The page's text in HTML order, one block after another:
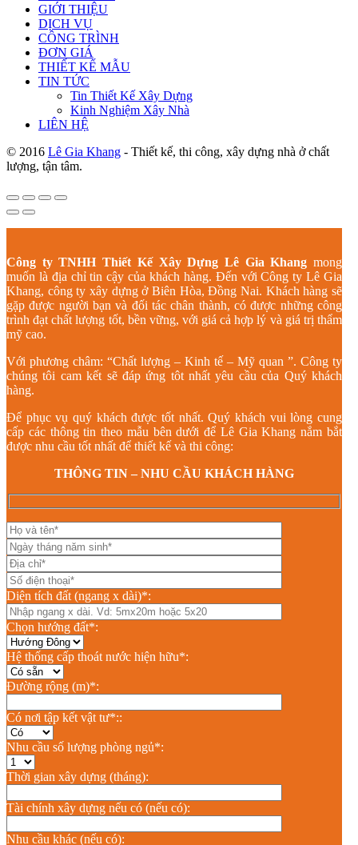
GIỚI THIỆU
DỊCH VỤ
CÔNG TRÌNH
ĐƠN GIÁ
THIẾT KẾ MẪU
TIN TỨC
Tin Thiết Kế Xây Dựng
Kinh Nghiệm Xây Nhà
LIÊN HỆ
© 2016 Lê Gia Khang - Thiết kế, thi công, xây dựng nhà ở chất
lượng, tận tâm.
Công ty TNHH Thiết Kế Xây Dựng Lê Gia Khang mong
muốn là địa chỉ tin cậy của khách hàng. Đến với Công ty Lê Gia
Khang, công ty xây dựng ở Biên Hòa, Đồng Nai. Khách hàng sẽ
gặp được người bạn và đối tác chân thành, có được những công
trình đạt chất lượng tốt, bền vững, với giá cả hợp lý và giá trị thẩm
mỹ cao.
Với phương châm: “Chất lượng – Kinh tế – Mỹ quan ”. Công ty
chúng tôi cam kết sẽ đáp ứng tôt nhất yêu cầu của Quý khách
hàng.
Để phục vụ quý khách được tốt nhất. Quý khách vui lòng cung
cấp các thông tin theo mẫu bên dưới để Lê Gia Khang nắm bắt
được nhu cầu tốt nhất để thiết kế và thi công:
THÔNG TIN – NHU CẦU KHÁCH HÀNG
Diện tích đất (ngang x dài)*:
Chọn hướng đất*:
Hệ thống cấp thoát nước hiện hữu*:
Đường rộng (m)*:
Có nơi tập kết vật tư*::
Nhu cầu số lượng phòng ngủ*:
Thời gian xây dựng (tháng):
Tài chính xây dựng nếu có (nếu có):
Nhu cầu khác (nếu có):